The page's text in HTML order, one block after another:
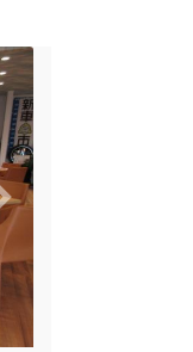
Next